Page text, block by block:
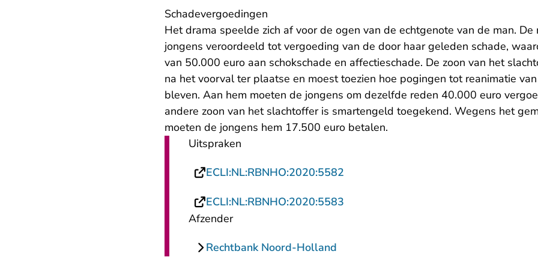
Schadevergoedingen
Het drama speelde zich af voor de ogen van de echtgenote van de man.
jongens veroordeeld tot vergoeding van de door haar geleden schade,
van 50.000 euro aan schokschade en affectieschade. De zoon van het
na het voorval ter plaatse en moest toezien hoe pogingen tot reanimatie
bleven. Aan hem moeten de jongens om dezelfde reden 40.000 euro
andere zoon van het slachtoffer is smartengeld toegekend. Wegens het
moeten de jongens hem 17.500 euro betalen.
Uitspraken
ECLI:NL:RBNHO:2020:5582
ECLI:NL:RBNHO:2020:5583
Afzender
Rechtbank Noord-Holland